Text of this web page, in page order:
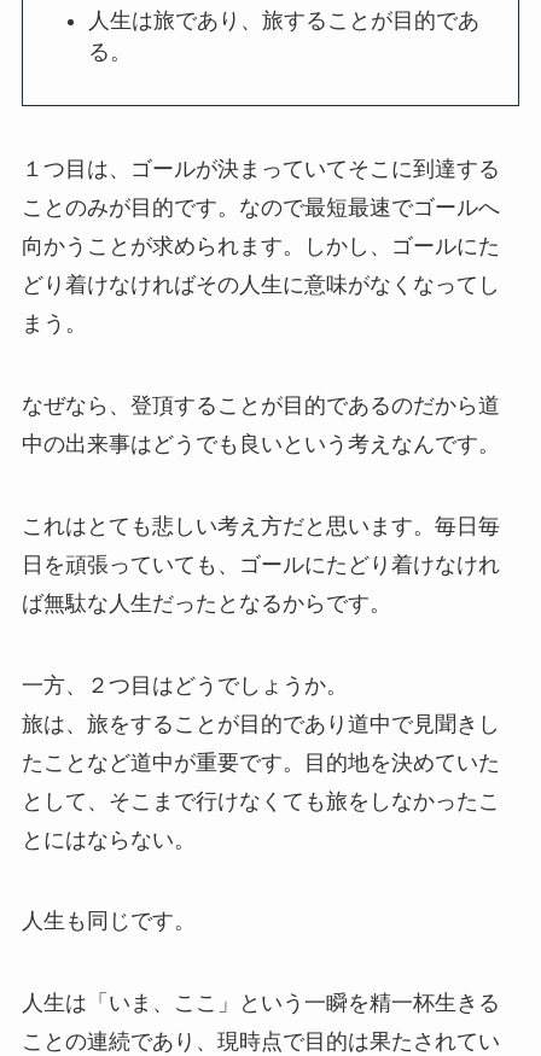
人生は旅であり、旅することが目的であ
る。
１つ目は、ゴールが決まっていてそこに到達する
ことのみが目的です。なので最短最速でゴールへ
向かうことが求められます。しかし、ゴールにた
どり着けなければその人生に意味がなくなってし
まう。
なぜなら、登頂することが目的であるのだから道
中の出来事はどうでも良いという考えなんです。
これはとても悲しい考え方だと思います。毎日毎
日を頑張っていても、ゴールにたどり着けなけれ
ば無駄な人生だったとなるからです。
一方、２つ目はどうでしょうか。
旅は、旅をすることが目的であり道中で見聞きし
たことなど道中が重要です。目的地を決めていた
として、そこまで行けなくても旅をしなかったこ
とにはならない。
人生も同じです。
人生は「いま、ここ」という一瞬を精一杯生きる
ことの連続であり、現時点で目的は果たされてい